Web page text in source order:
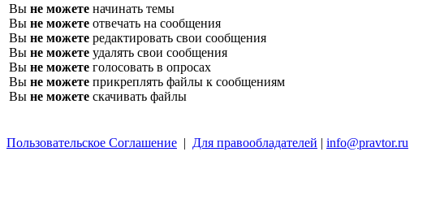
Вы не можете начинать темы
Вы не можете отвечать на сообщения
Вы не можете редактировать свои сообщения
Вы не можете удалять свои сообщения
Вы не можете голосовать в опросах
Вы не можете прикреплять файлы к сообщениям
Вы не можете скачивать файлы
Пользовательское Соглашение | Для правообладателей | info@pravtor.ru